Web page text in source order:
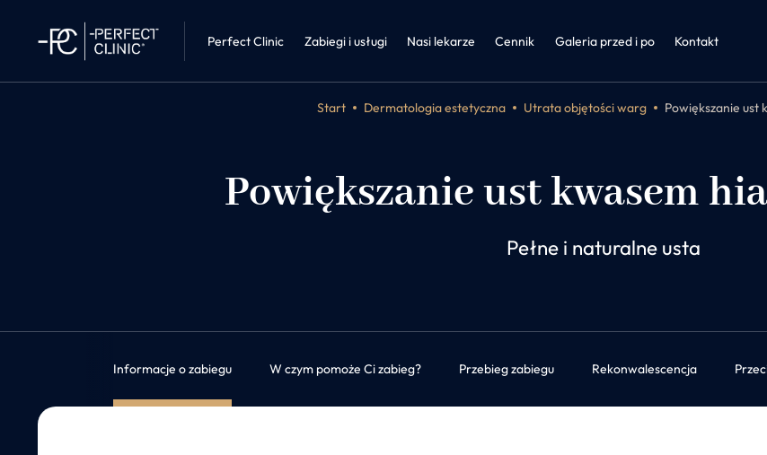
Perfect Clinic
Perfect Clinic • Liberec
Zabiegi i usługi
Choroby wewnętrzne i otyłość
Nasi lekarze Cennik Galeria przed i po Kontakt
Start Dermatologia estetyczna Utrata objętości warg Powiększanie ust
Powiększanie ust kwasem
Pełne i naturalne usta
Informacje o zabiegu W czym pomoże Ci zabieg? Przebieg zabiegu Rekonwalescencja